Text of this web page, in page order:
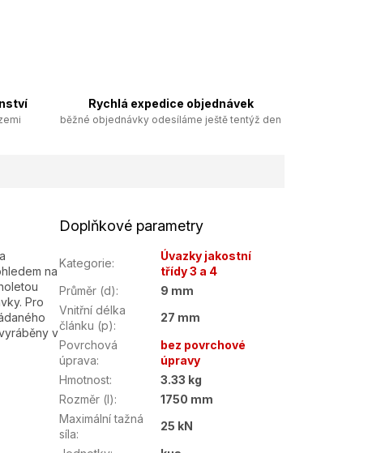
Rychlá expedice objednávek
běžné objednávky odesíláme ještě tentýž den
na
Pro
v
Doplňkové parametry
Kategorie:
Úvazky jakostní
třídy 3 a 4
Průměr (d):
9 mm
Vnitřní délka
článku (p):
27 mm
Povrchová
úprava:
bez povrchové
úpravy
Hmotnost:
3.33 kg
Rozměr (l):
1750 mm
Maximální tažná
síla:
25 kN